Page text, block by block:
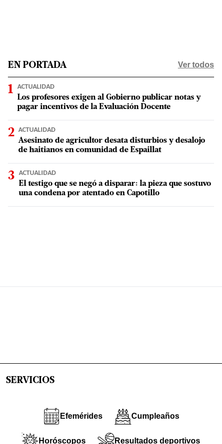
EN PORTADA Ver todos
ACTUALIDAD
Los profesores exigen al Gobierno publicar notas y
pagar incentivos de la Evaluación Docente
ACTUALIDAD
Asesinato de agricultor desata disturbios y desalojo
de haitianos en comunidad de Espaillat
ACTUALIDAD
El testigo que se negó a disparar: la pieza que sostuvo
una condena por atentado en Capotillo
SERVICIOS
Efemérides Cumpleaños
Horóscopos Resultados deportivos